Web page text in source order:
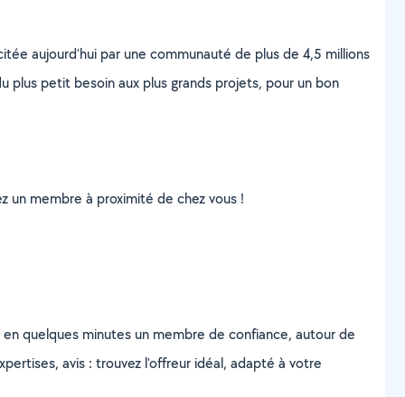
aujourd’hui par une communauté de plus de 4,5 millions
plus petit besoin aux plus grands projets, pour un bon
un membre à proximité de chez vous !
quelques minutes un membre de confiance, autour de
avis : trouvez l'offreur idéal, adapté à votre